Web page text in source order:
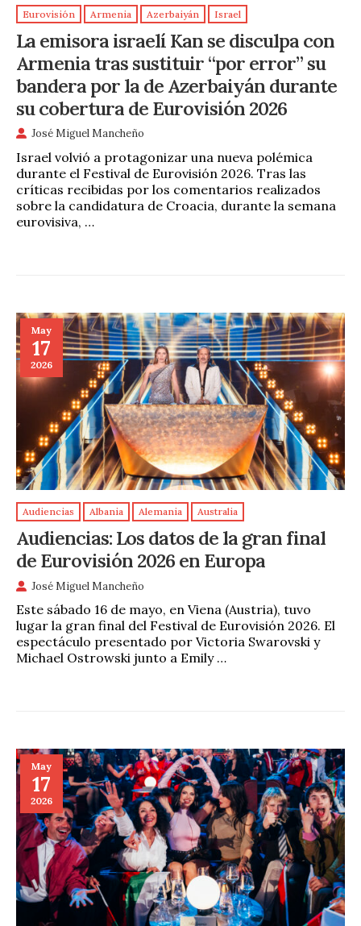
Eurovisión Armenia Azerbaiyán Israel
La emisora israelí Kan se disculpa con
Armenia tras sustituir “por error” su
bandera por la de Azerbaiyán durante
su cobertura de Eurovisión 2026
José Miguel Mancheño
Israel volvió a protagonizar una nueva polémica
durante el Festival de Eurovisión 2026. Tras las
críticas recibidas por los comentarios realizados
sobre la candidatura de Croacia, durante la semana
eurovisiva, …
May
17
2026
Audiencias Albania Alemania Australia
Audiencias: Los datos de la gran final
de Eurovisión 2026 en Europa
José Miguel Mancheño
Este sábado 16 de mayo, en Viena (Austria), tuvo
lugar la gran final del Festival de Eurovisión 2026. El
espectáculo presentado por Victoria Swarovski y
Michael Ostrowski junto a Emily …
May
17
2026